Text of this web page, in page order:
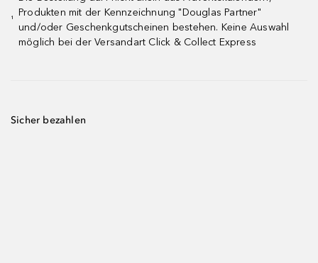
¹
Produkten mit der Kennzeichnung "Douglas Partner"
und/oder Geschenkgutscheinen bestehen. Keine Auswahl
möglich bei der Versandart Click & Collect Express
Sicher bezahlen